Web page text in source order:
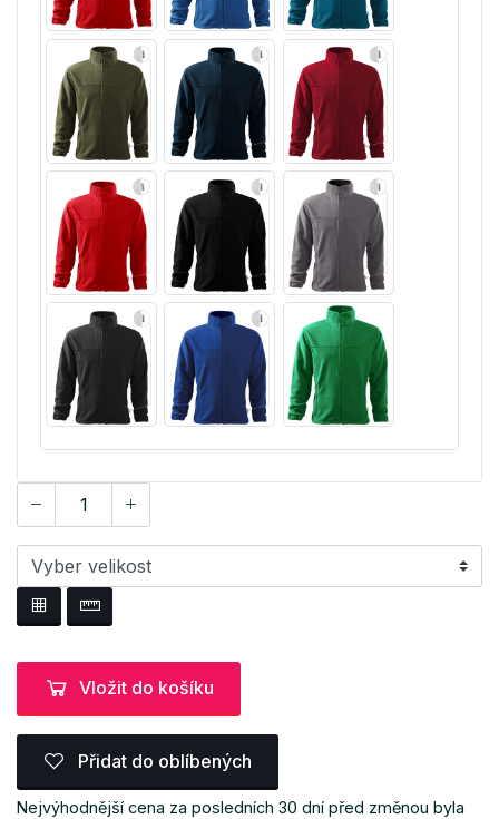
Vložit do košíku
Přidat do oblíbených
Nejvýhodnější cena za posledních 30 dní před změnou byla